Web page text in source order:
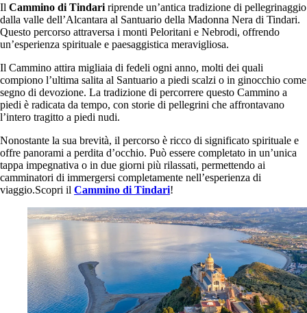
Il Cammino di Tindari riprende un’antica tradizione di pellegrinaggio
dalla valle dell’Alcantara al Santuario della Madonna Nera di Tindari.
Questo percorso attraversa i monti Peloritani e Nebrodi, offrendo
un’esperienza spirituale e paesaggistica meravigliosa.
Il Cammino attira migliaia di fedeli ogni anno, molti dei quali
compiono l’ultima salita al Santuario a piedi scalzi o in ginocchio come
segno di devozione. La tradizione di percorrere questo Cammino a
piedi è radicata da tempo, con storie di pellegrini che affrontavano
l’intero tragitto a piedi nudi.
Nonostante la sua brevità, il percorso è ricco di significato spirituale e
offre panorami a perdita d’occhio. Può essere completato in un’unica
tappa impegnativa o in due giorni più rilassati, permettendo ai
camminatori di immergersi completamente nell’esperienza di
viaggio.Scopri il Cammino di Tindari!